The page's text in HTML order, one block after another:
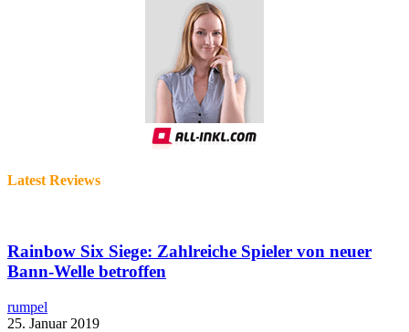
Latest Reviews
Rainbow Six Siege: Zahlreiche Spieler von neuer
Bann-Welle betroffen
rumpel
25. Januar 2019